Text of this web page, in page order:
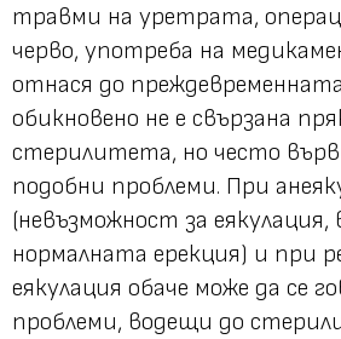
травми на уретрата,
черво, употреба на
отнася до
обикновено не е свързана
стерилитета, но често
подобни проблеми. При
(невъзможност за еякулация,
нормалната ерекция) и при
еякулация обаче може да се
проблеми, водещи до